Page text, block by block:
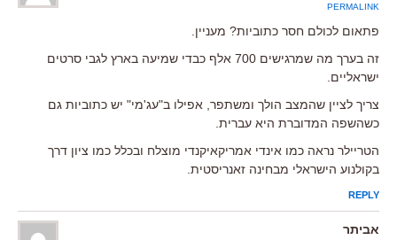
PERMALINK
פתאום לכולם חסר כתוביות? מעניין.
זה בערך מה שמרגישים 700 אלף כבדי שמיעה בארץ לגבי סרטים
ישראליים.
צריך לציין שהמצב הולך ומשתפר, אפילו ב"עג'מי" יש כתוביות גם
כשהשפה המדוברת היא עברית.
הטריילר נראה כמו אינדי אמריקאיקנדי מוצלח ובכלל כמו ציון דרך
בקולנוע הישראלי מבחינה זאנריסטית.
REPLY
אביתר